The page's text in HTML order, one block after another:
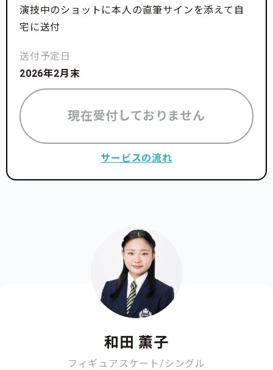
演技中のショットに本人の直筆サインを添えて自
宅に送付
送付予定日
2026年2月末
現在受付しておりません
サービスの流れ
和田 薫子
フィギュアスケート/シングル